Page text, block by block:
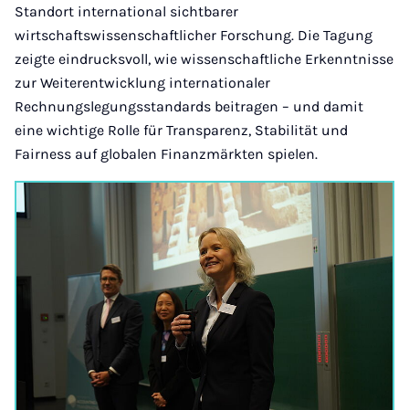
Standort international sichtbarer
wirtschaftswissenschaftlicher Forschung. Die Tagung
zeigte eindrucksvoll, wie wissenschaftliche Erkenntnisse
zur Weiterentwicklung internationaler
Rechnungslegungsstandards beitragen – und damit
eine wichtige Rolle für Transparenz, Stabilität und
Fairness auf globalen Finanzmärkten spielen.